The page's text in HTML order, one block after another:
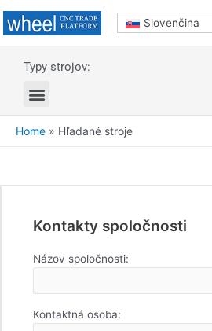
Slovenčina
Typy strojov:
Home » Hľadané stroje
Kontakty spoločnosti
Názov spoločnosti:
Kontaktná osoba: